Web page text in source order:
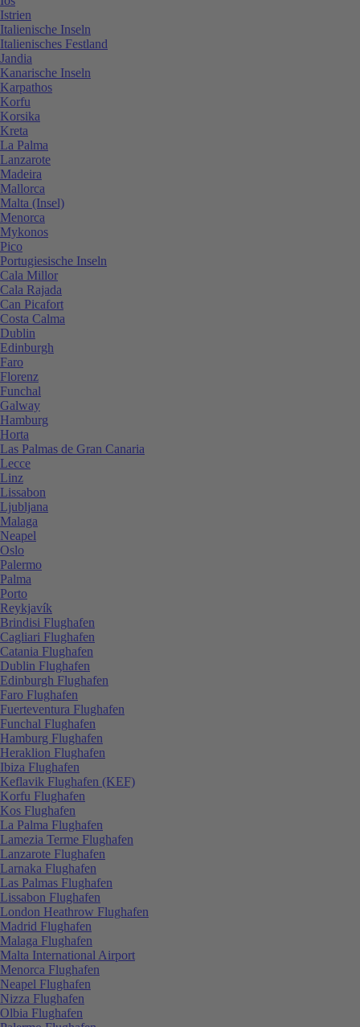
Istrien
Italienische Inseln
Italienisches Festland
Jandia
Kanarische Inseln
Karpathos
Korfu
Korsika
Kreta
La Palma
Lanzarote
Madeira
Mallorca
Malta (Insel)
Menorca
Mykonos
Pico
Portugiesische Inseln
Cala Millor
Cala Rajada
Can Picafort
Costa Calma
Dublin
Edinburgh
Faro
Florenz
Funchal
Galway
Hamburg
Horta
Las Palmas de Gran Canaria
Lecce
Linz
Lissabon
Ljubljana
Malaga
Neapel
Oslo
Palermo
Palma
Porto
Reykjavík
Brindisi Flughafen
Cagliari Flughafen
Catania Flughafen
Dublin Flughafen
Edinburgh Flughafen
Faro Flughafen
Fuerteventura Flughafen
Funchal Flughafen
Hamburg Flughafen
Heraklion Flughafen
Ibiza Flughafen
Keflavik Flughafen (KEF)
Korfu Flughafen
Kos Flughafen
La Palma Flughafen
Lamezia Terme Flughafen
Lanzarote Flughafen
Larnaka Flughafen
Las Palmas Flughafen
Lissabon Flughafen
London Heathrow Flughafen
Madrid Flughafen
Malaga Flughafen
Malta International Airport
Menorca Flughafen
Neapel Flughafen
Nizza Flughafen
Olbia Flughafen